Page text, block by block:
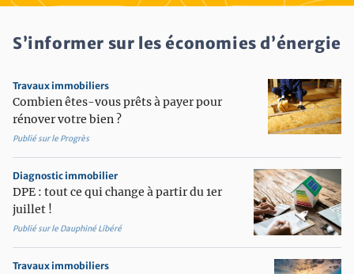
S’informer sur les économies d’énergie
Travaux immobiliers
Combien êtes-vous prêts à payer pour
rénover votre bien ?
Publié sur le Progrès
Diagnostic immobilier
DPE : tout ce qui change à partir du 1er
juillet !
Publié sur le Dauphiné Libéré
Travaux immobiliers